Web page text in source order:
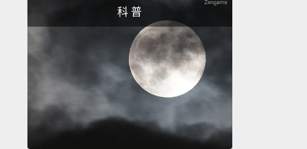
科 普